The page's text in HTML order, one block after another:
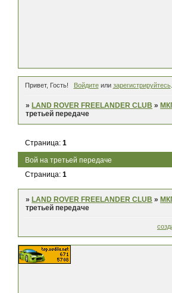
Привет, Гость! Войдитеили зарегистрируйтесь.
» LAND ROVER FREELANDER CLUB »
третьей передаче
Вой на третьей передаче
Страница:1
Страница:1
»LAND ROVER FREELANDER CLUB »
третьей передаче